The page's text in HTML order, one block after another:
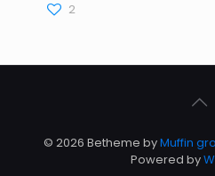
2
© 2026 Betheme byMuffin
Powered by